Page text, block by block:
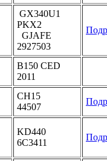
GX340U1
PKX2
GJAFE
2927503
B150 CED
2011
CH15
44507
KD440
6C3411